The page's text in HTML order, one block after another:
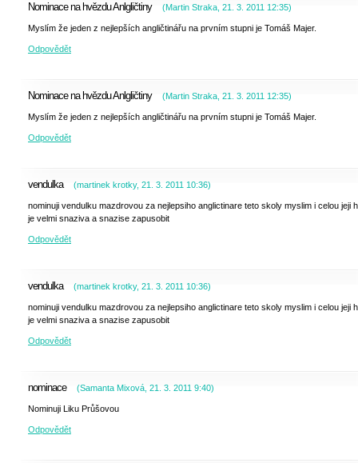
Nominace na hvězdu Anlgličtiny (Martin Straka 21. 3. 2011 12:35)
Myslím že jeden z nejlepších angličtinářu na prvním stupni je Tomáš Majer.
Odpovědět
Nominace na hvězdu Anlgličtiny (Martin Straka 21. 3. 2011 12:35)
Myslím že jeden z nejlepších angličtinářu na prvním stupni je Tomáš Majer.
Odpovědět
vendulka (martinek krotky, 21. 3. 2011 10:36)
nominuji vendulku mazdrovou za nejlepsiho anglictinare teto skoly myslim i celou jeji
je velmi snaziva a snazise zapusobit
Odpovědět
vendulka (martinek krotky, 21. 3. 2011 10:36)
nominuji vendulku mazdrovou za nejlepsiho anglictinare teto skoly myslim i celou jeji
je velmi snaziva a snazise zapusobit
Odpovědět
nominace (Samanta Mixová 21. 3. 2011 9:40)
Nominuji Liku Průšovou
Odpovědět